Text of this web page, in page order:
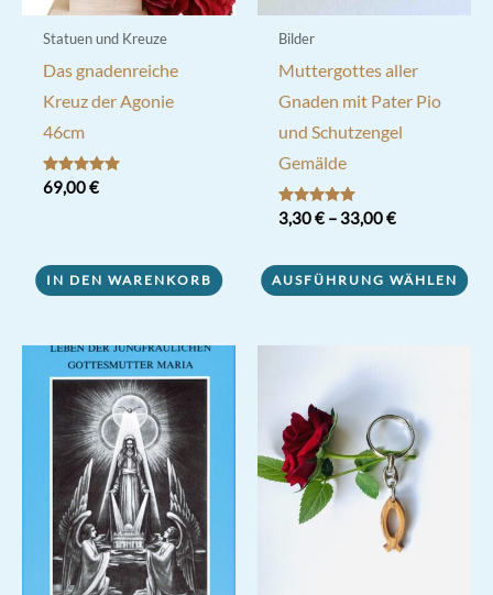
Statuen und Kreuze
Das gnadenreiche
Kreuz der Agonie
46cm
Bewertet mit
5.00
69,00€
IN DEN WARENKORB
Bilder
Muttergottes aller
Gnaden mit Pater Pio
und Schutzengel
Gemälde
Bewertet mit
5.00
3,30€– 33,00€
AUSFÜHRUNG WÄHLEN
Produkt
mehrere
Die
Optionen
können
auf